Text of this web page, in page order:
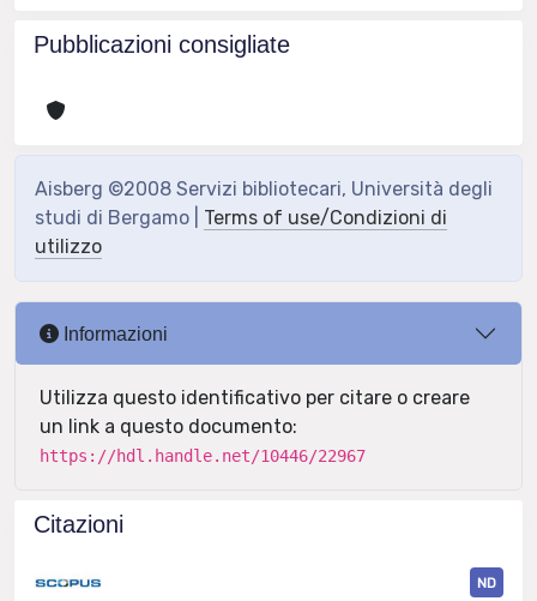
Pubblicazioni consigliate
Aisberg ©2008 Servizi bibliotecari, Università degli
studi di Bergamo | Terms of use/Condizioni di
utilizzo
Informazioni
Utilizza questo identificativo per citare o creare
un link a questo documento:
https://hdl.handle.net/10446/22967
Citazioni
ND